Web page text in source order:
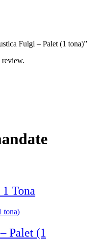
Fulgi – Palet (1 tona)”
review.
Tona
Palet (1